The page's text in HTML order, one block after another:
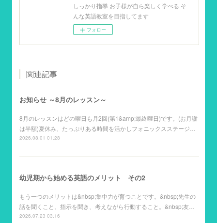
しっかり指導 お子様が自ら楽しく学べる そ
んな英語教室を目指してます
フォロー
関連記事
お知らせ ～8月のレッスン～
8月のレッスンはどの曜日も月2回(第1&amp;最終曜日)です。(お月謝
は半額)夏休み、たっぷりある時間を活かしフォニックスステージ…
2026.08.01 01:28
幼児期から始める英語のメリット その2
もう一つのメリットは&nbsp;集中力が育つことです。&nbsp;先生の
話を聞くこと。指示を聞き、考えながら行動すること。&nbsp;友…
2026.07.23 03:16